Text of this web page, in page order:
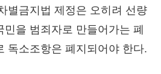
별금지법 제정은 오히려 선량
을 범죄자로 만들어가는 폐
독소조항은 폐지되어야 한다.